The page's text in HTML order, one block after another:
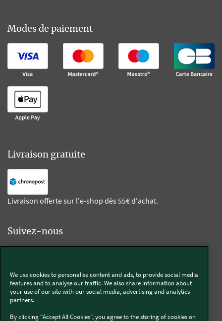
Modes de paiement
Livraison gratuite
Livraison offerte sur l'e-shop dès 55€ d'achat.
Suivez-nous
Thermomix®
We use cookies to personalise content and ads, to provide social media
features and to analyse our traffic. We also share information about
your use of our site with our social media, advertising and analytics
partners.
By clicking "Accept All Cookies", you agree to the storing of cookies on